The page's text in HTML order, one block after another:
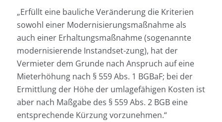
„Erfüllt eine bauliche Veränderung die Kriterien
sowohl einer Modernisierungsmaßnahme als
auch einer Erhaltungsmaßnahme (sogenannte
modernisierende Instandset-zung), hat der
Vermieter dem Grunde nach Anspruch auf eine
Mieterhöhung nach § 559 Abs. 1 BGBaF; bei der
Ermittlung der Höhe der umlagefähigen Kosten ist
aber nach Maßgabe des § 559 Abs. 2 BGB eine
entsprechende Kürzung vorzunehmen.“